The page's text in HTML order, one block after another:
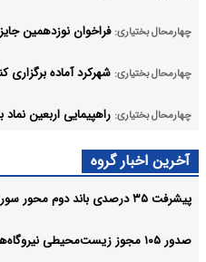
چهارمحال بختیاری: فراخوان نوزدهمین
چهارمحال بختیاری: شهرکرد آماده
چهارمحال بختیاری: راهپیمایی اربعین
چهارمحال بختیاری:
رسید
آخرین اخبار گروه
پیشرفت ۳۵ درصدی باند دوم محور سورشجان به سودجان
صدور ۱۰۵ مجوز زیست‌محیطی نیروگاه‌های خورشیدی چهارمحال‌وبختیاری